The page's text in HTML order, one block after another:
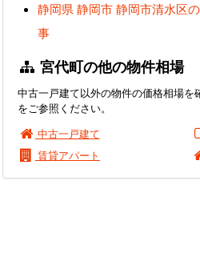
静岡県 静岡市 静岡市清水区
事
宮代町の他の物件相場
中古一戸建て以外の物件の価格相場
をご参照ください。
中古一戸建て
賃貸アパート